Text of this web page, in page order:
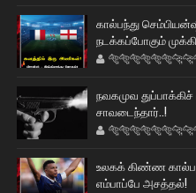
கால்பந்து
நடக்கப்போகும்
நவகமுவ
சாவடைந்தார்..!
உலகக் கிண்ண
எம்பாப்பே அசத்தல்!